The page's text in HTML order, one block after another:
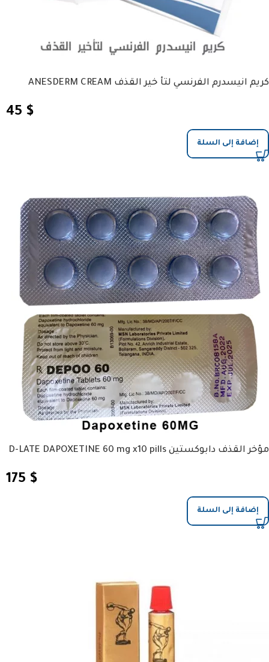
كريم انيسدرم الفرنسي لتأ خير القذف ANESDERM CREAM
45 $
إضافة إلى السلة
مؤخر القذف دابوكستين D-LATE DAPOXETINE 60 mg x10 pills
175 $
إضافة إلى السلة